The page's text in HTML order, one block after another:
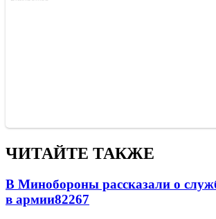
ЧИТАЙТЕ ТАКЖЕ
В Минобороны рассказали о
в армии82267